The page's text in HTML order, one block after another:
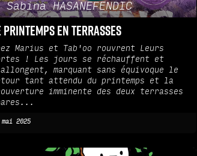
Sabina HASANEFENDIC
Printemps en Terrasses
Marius et Tab'oo rouvrent Leurs
! Les jours se réchauffent et
marquant sans équivoque le
tant attendu du printemps et la
imminente des deux terrasses
2025